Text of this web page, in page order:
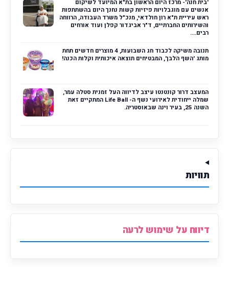
'בית חנה'- מרכז היום הראשון בת"א המיועד לשיקום
אנשים עם מוגבלויות פיזיות קשות נחנך היום בהשתתפות
ראש עיריית ת"א רון חולדאי, מנכ"ל משרד העבודה, הרווחה
והשירותים החברתיים, ד"ר אביגדור קפלן ועוד אורחים
רבים....
תנובה משיקה לכבוד חג השבועות, 4 מוצרים חדשים תחת
מותג 'השף הלבן', המבטיחים תוצאה איכותית וקלות הכנה!
המעצב דרור קונטנטו עיצב לדיווה העל זמנית סטלה עמר,
שמלה ייחודית לאירועי נשף ה- Life Ball המתקיים זאת
השנה 25, בעיר וינה שבאוסטריה.
תוויות
דיווח על שימוש לרעה